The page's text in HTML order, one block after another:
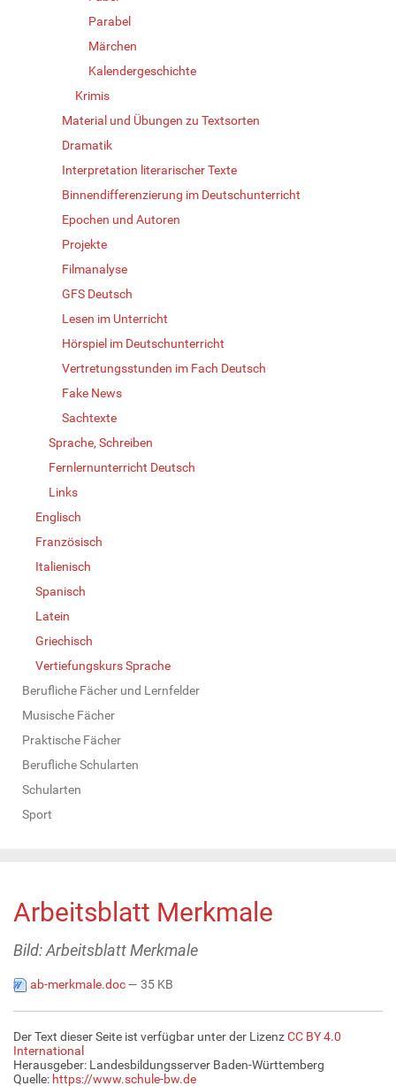
Parabel
Märchen
Kalendergeschichte
Krimis
Material und Übungen zu Textsorten
Dramatik
Interpretation literarischer Texte
Binnendifferenzierung im Deutschunterricht
Epochen und Autoren
Projekte
Filmanalyse
GFS Deutsch
Lesen im Unterricht
Hörspiel im Deutschunterricht
Vertretungsstunden im Fach Deutsch
Fake News
Sachtexte
Sprache, Schreiben
Fernlernunterricht Deutsch
Links
Englisch
Französisch
Italienisch
Spanisch
Latein
Griechisch
Vertiefungskurs Sprache
Berufliche Fächer und Lernfelder
Musische Fächer
Praktische Fächer
Berufliche Schularten
Schularten
Sport
Arbeitsblatt Merkmale
Bild: Arbeitsblatt Merkmale
ab-merkmale.doc— 35 KB
Der Text dieser Seite ist verfügbar unter der LizenzCC BY 4.0
International
Herausgeber: Landesbildungsserver Baden-Württemberg
Quelle: https://www.schule-bw.de